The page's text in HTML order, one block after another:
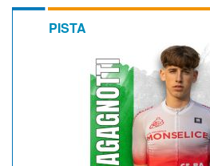
PISTA